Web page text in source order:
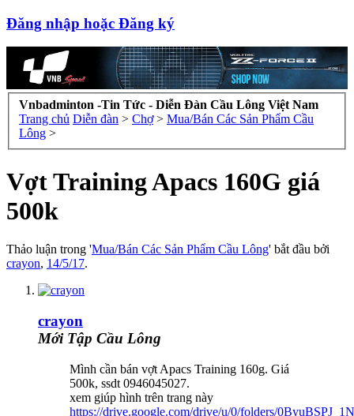
Đăng nhập hoặc Đăng ký
Vnbadminton -Tin Tức - Diễn Đàn Cầu Lông Việt Nam
Trang chủ Diễn đàn > Chợ > Mua/Bán Các Sản Phẩm Cầu
Lông >
Vợt Training Apacs 160G giá
500k
Thảo luận trong 'Mua/Bán Các Sản Phẩm Cầu Lông' bắt đầu bởi
crayon, 14/5/17.
crayon
Mới Tập Cầu Lông
Mình cần bán vợt Apacs Training 160g. Giá
500k, ssdt 0946045027.
xem giúp hình trên trang này
https://drive.google.com/drive/u/0/folders/